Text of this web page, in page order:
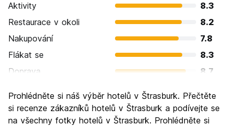
Aktivity
8.3
Restaurace v okoli
8.2
Nakupování
7.8
Flákat se
8.3
Doprava
8.7
Kultura
8.9
Noční život
6.9
Prohlédněte si náš výběr hotelů v Štrasburk. Přečtěte
si recenze zákazníků hotelů v Štrasburk a podívejte se
na všechny fotky hotelů v Štrasburk. Prohlédněte si